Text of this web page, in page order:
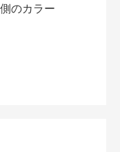
のカラー